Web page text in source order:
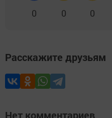
0 0 0
Расскажите друзьям
Нет комментариев